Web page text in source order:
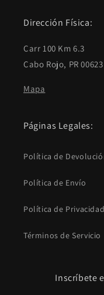
Dirección Física:
Carr 100 Km 6.3
Cabo Rojo, PR 00623
Mapa
Páginas Legales:
Política de
Política de Envío
Política de Privacidad
Términos de Servicio
Inscríbete